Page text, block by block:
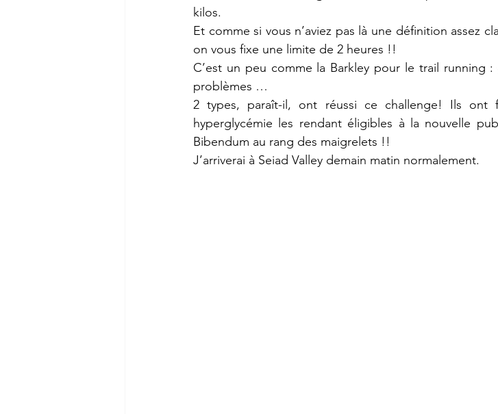
kilos.
Et comme si vous n’aviez pas là une définition assez
on vous fixe une limite de 2 heures !!
C’est un peu comme la Barkley pour le trail running
problèmes …
2 types, paraît-il, ont réussi ce challenge! Ils ont
hyperglycémie les rendant éligibles à la nouvelle
Bibendum au rang des maigrelets !!
J’arriverai à Seiad Valley demain matin normalement.